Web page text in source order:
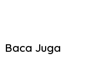
Baca Juga